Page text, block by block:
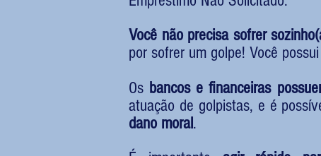
Você não precisa sofrer
por sofrer um golpe! Você
Os bancos e financeiras
atuação de golpistas, e é
dano moral.